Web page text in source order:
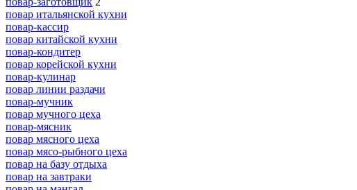
повар итальянской кухни
повар-кассир
повар китайской кухни
повар-кондитер
повар корейской кухни
повар-кулинар
повар линии раздачи
повар-мучник
повар мучного цеха
повар-мясник
повар мясного цеха
повар мясо-рыбного цеха
повар на базу отдыха
повар на завтраки